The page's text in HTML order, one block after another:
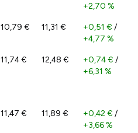
+2,70 %
10,79 € 11,31 € +0,51 € /
+4,77 %
11,74 € 12,48 € +0,74 € /
+6,31 %
11,47 € 11,89 € +0,42 € /
+3,66 %